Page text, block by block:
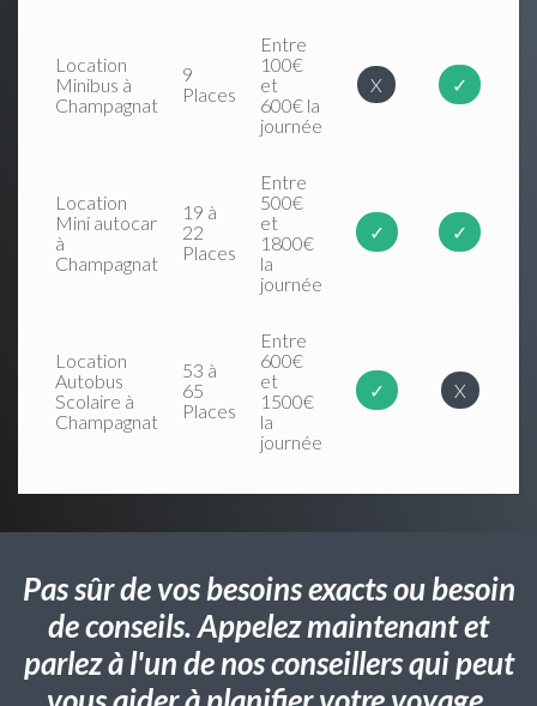
Location
Minibus à
Champagnat
9
Places
Entre
100€
et
600€ la
journée
X ✓
Location
Mini autocar
à
Champagnat
19 à
22
Places
Entre
500€
et
1800€
la
journée
✓ ✓
Location
Autobus
Scolaire à
Champagnat
53 à
65
Places
Entre
600€
et
1500€
la
journée
✓ X
Pas sûr de vos besoins exacts ou besoin
de conseils. Appelez maintenant et
parlez à l'un de nos conseillers qui peut